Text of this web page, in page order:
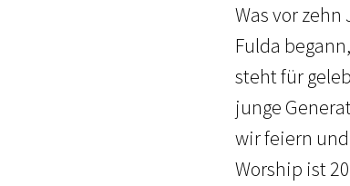
Was vor
Fulda
steht für
junge
wir feiern
Worship ist